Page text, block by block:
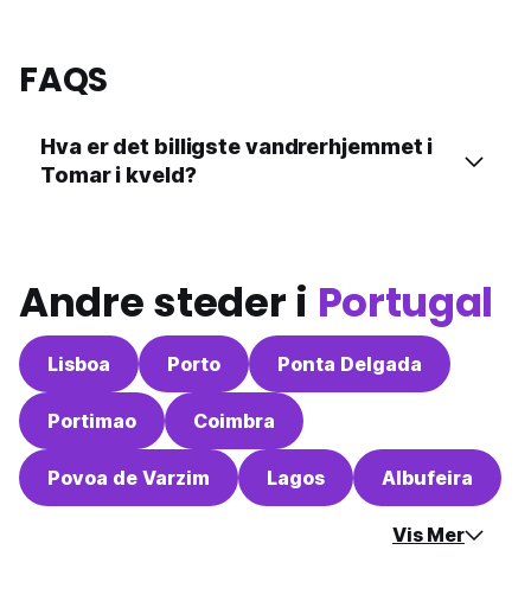
FAQS
Hva er det billigste vandrerhjemmet i
Tomar i kveld?
Andre steder i Portugal
Lisboa Porto Ponta Delgada
Portimao Coimbra
Povoa de Varzim Lagos Albufeira
Vis Mer